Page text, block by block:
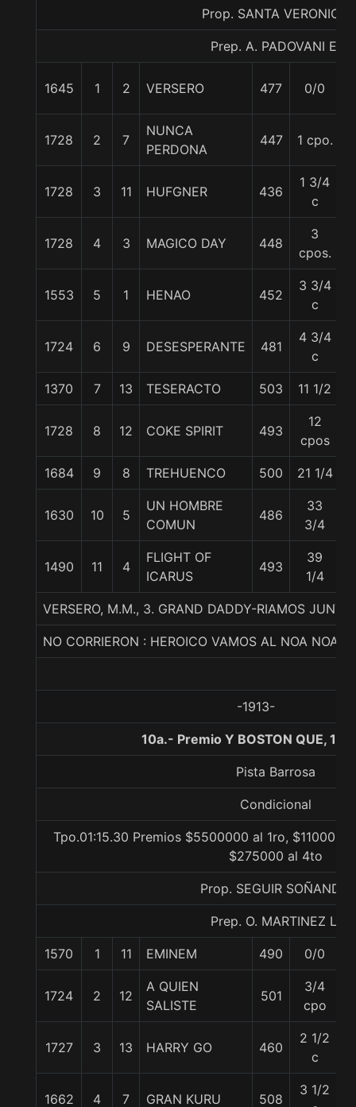
Prop. SANTA VERONICA
Prep. A. PADOVANI E.
1645 1 2 VERSERO 477 0/0
1728 2 7
NUNCA
PERDONA
447 1 cpo.
1728 3 11 HUFGNER 436
1 3/4
c
1728 4 3 MAGICO DAY 448
3
cpos.
1553 5 1 HENAO 452
3 3/4
c
1724 6 9 DESESPERANTE 481
4 3/4
c
1370 7 13 TESERACTO 503 11 1/2
1728 8 12 COKE SPIRIT 493
12
cpos
1684 9 8 TREHUENCO 500 21 1/4
1630 10 5
UN HOMBRE
COMUN
486
33
3/4
1490 11 4
FLIGHT OF
ICARUS
493
39
1/4
VERSERO, M.M., 3. GRAND DADDY-RIAMOS
NO CORRIERON : HEROICO VAMOS AL NOA NOA
-1913-
10a.- Premio Y BOSTON QUE,
Pista Barrosa
Condicional
Tpo.01:15.30 Premios $5500000 al 1ro,
$275000 al 4to
Prop. SEGUIR SOÑANDO
Prep. O. MARTINEZ L.
1570 1 11 EMINEM 490 0/0
1724 2 12
A QUIEN
SALISTE
501
3/4
cpo
1727 3 13 HARRY GO 460
2 1/2
c
1662 4 7 GRAN KURU 508
3 1/2